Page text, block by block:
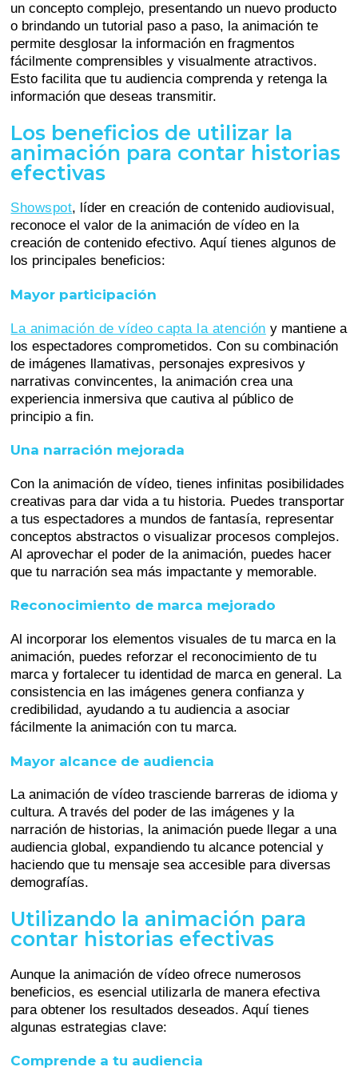
un concepto complejo, presentando un nuevo producto
o brindando un tutorial paso a paso, la animación te
permite desglosar la información en fragmentos
fácilmente comprensibles y visualmente atractivos.
Esto facilita que tu audiencia comprenda y retenga la
información que deseas transmitir.
Los beneficios de utilizar la
animación para contar historias
efectivas
Showspot, líder en creación de contenido audiovisual,
reconoce el valor de la animación de vídeo en la
creación de contenido efectivo. Aquí tienes algunos de
los principales beneficios:
Mayor participación
La animación de vídeo capta la atención y mantiene a
los espectadores comprometidos. Con su combinación
de imágenes llamativas, personajes expresivos y
narrativas convincentes, la animación crea una
experiencia inmersiva que cautiva al público de
principio a fin.
Una narración mejorada
Con la animación de vídeo, tienes infinitas posibilidades
creativas para dar vida a tu historia. Puedes transportar
a tus espectadores a mundos de fantasía, representar
conceptos abstractos o visualizar procesos complejos.
Al aprovechar el poder de la animación, puedes hacer
que tu narración sea más impactante y memorable.
Reconocimiento de marca mejorado
Al incorporar los elementos visuales de tu marca en la
animación, puedes reforzar el reconocimiento de tu
marca y fortalecer tu identidad de marca en general. La
consistencia en las imágenes genera confianza y
credibilidad, ayudando a tu audiencia a asociar
fácilmente la animación con tu marca.
Mayor alcance de audiencia
La animación de vídeo trasciende barreras de idioma y
cultura. A través del poder de las imágenes y la
narración de historias, la animación puede llegar a una
audiencia global, expandiendo tu alcance potencial y
haciendo que tu mensaje sea accesible para diversas
demografías.
Utilizando la animación para
contar historias efectivas
Aunque la animación de vídeo ofrece numerosos
beneficios, es esencial utilizarla de manera efectiva
para obtener los resultados deseados. Aquí tienes
algunas estrategias clave:
Comprende a tu audiencia